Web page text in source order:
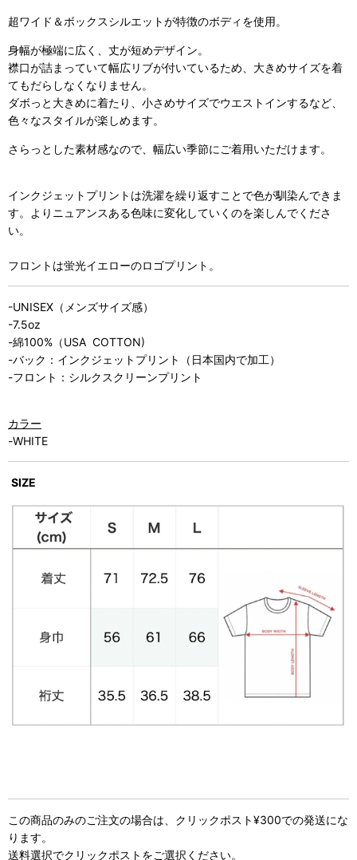
超ワイド＆ボックスシルエットが特徴のボディを使用。
身幅が極端に広く、丈が短めデザイン。
襟口が詰まっていて幅広リブが付いているため、大きめサイズを着
てもだらしなくなりません。
ダボっと大きめに着たり、小さめサイズでウエストインするなど、
色々なスタイルが楽しめます。
さらっとした素材感なので、幅広い季節にご着用いただけます。
インクジェットプリントは洗濯を繰り返すことで色が馴染んできま
す。よりニュアンスある色味に変化していくのを楽しんでくださ
い。
フロントは蛍光イエローのロゴプリント。
-UNISEX（メンズサイズ感）
-7.5oz
-綿100%（USA COTTON)
-バック：インクジェットプリント（日本国内で加工）
-フロント：シルクスクリーンプリント
カラー
-WHITE
SIZE
この商品のみのご注文の場合は、クリックポスト¥300での発送にな
ります。
送料選択でクリックポストをご選択ください。